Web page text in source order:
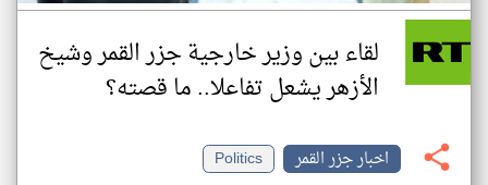
لقاء بين وزير خارجية جزر القمر وشيخ
الأزهر يشعل تفاعلا.. ما قصته؟
اخبار جزر القمر
Politics